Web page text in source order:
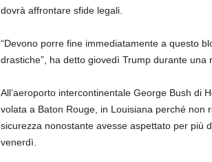
dovrà affrontare sfide legali.
“Devono porre fine immediatamente a questo
drastiche”, ha detto giovedì Trump durante una
All’aeroporto intercontinentale George Bush di
volata a Baton Rouge, in Louisiana perché non
sicurezza nonostante avesse aspettato per più
venerdì.